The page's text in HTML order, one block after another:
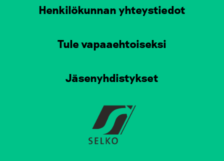
Henkilökunnan yhteystiedot
Tule vapaaehtoiseksi
Jäsenyhdistykset